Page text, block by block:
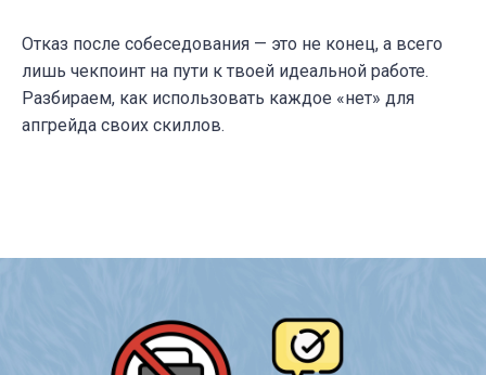
Отказ после собеседования — это не конец, а всего
лишь чекпоинт на пути к твоей идеальной работе.
Разбираем, как использовать каждое «нет» для
апгрейда своих скиллов.